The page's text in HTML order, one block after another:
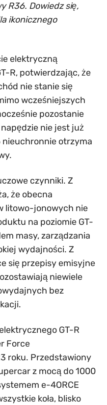
R36. Dowiedz się,
ikonicznego
elektryczną
R, potwierdzając, że
nie stanie się
wcześniejszych
pozostanie
nie jest już
otrzyma
czynniki. Z
że obecna
litowo-jonowych nie
na poziomie GT-
masy, zarządzania
wydajności. Z
się przepisy emisyjne
niewiele
bez
GT-R
Force
roku. Przedstawiony
z mocą do 1000
e-4ORCE
koła, blisko